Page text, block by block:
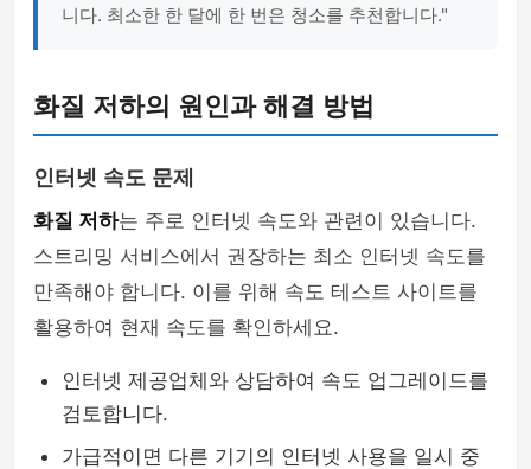
니다. 최소한 한 달에 한 번은 청소를 추천합니다."
화질 저하의 원인과 해결 방법
인터넷 속도 문제
화질 저하는 주로 인터넷 속도와 관련이 있습니다.
스트리밍 서비스에서 권장하는 최소 인터넷 속도를
만족해야 합니다. 이를 위해 속도 테스트 사이트를
활용하여 현재 속도를 확인하세요.
인터넷 제공업체와 상담하여 속도 업그레이드를
검토합니다.
가급적이면 다른 기기의 인터넷 사용을 일시 중